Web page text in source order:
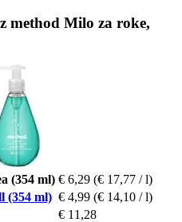
method Milo za roke,
(354 ml) € 6,29 (€ 17,77 / l)
(354 ml) € 4,99 (€ 14,10 / l)
€ 11,28